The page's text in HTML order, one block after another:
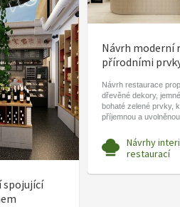
spojující
Návrh moderní
přírodními
Návrh restaurace
dřevěné dekory,
bohaté zelené prvky,
příjemnou a
Návrhy
restaurací